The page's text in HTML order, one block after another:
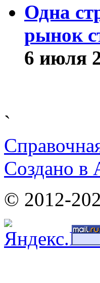
Одна
рынок
6 июля
`
Cоздано в
© 2012-